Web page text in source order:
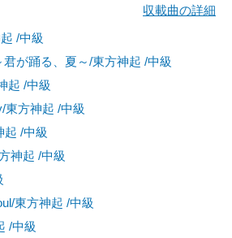
収載曲の詳細
/中級
君が踊る、夏～/東方神起 /中級
起 /中級
東方神起 /中級
起 /中級
神起 /中級
東方神起 /中級
/中級